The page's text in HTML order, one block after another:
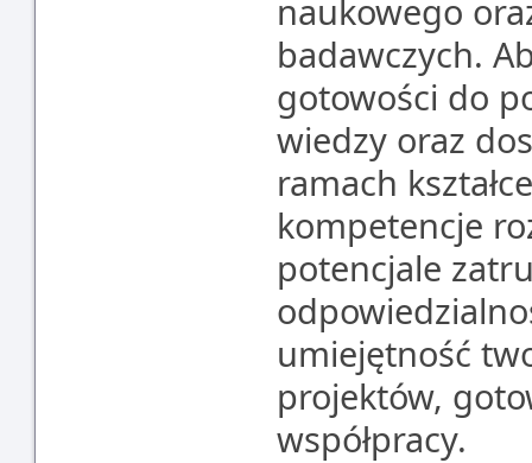
naukowego
badawczych.
gotowości do
wiedzy oraz
ramach
kompetencje
potencjale
umiejętność
projektów,
współpracy.